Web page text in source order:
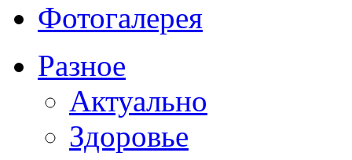
Фотогалерея
Разное
Актуально
Здоровье